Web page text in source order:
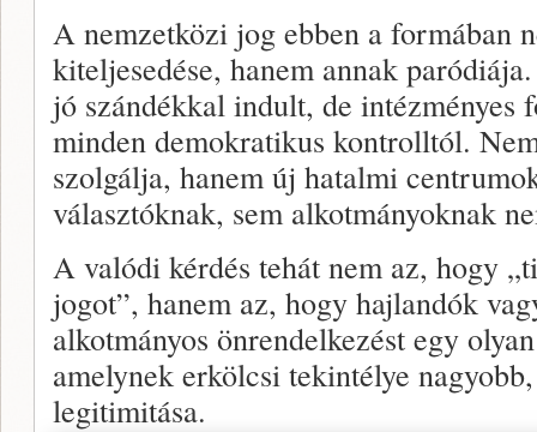
A nemzetközi jog ebben a formában
kiteljesedése, hanem annak
jó szándékkal indult, de intézményes
minden demokratikus kontrolltól.
szolgálja, hanem új hatalmi
választóknak, sem alkotmányoknak
A valódi kérdés tehát nem az, hogy
jogot”, hanem az, hogy hajlandók
alkotmányos önrendelkezést egy
amelynek erkölcsi tekintélye
legitimitása.